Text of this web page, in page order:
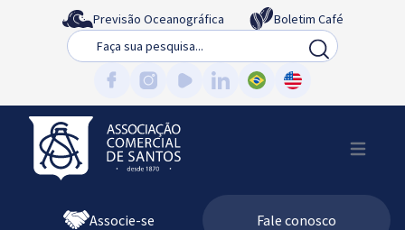
Previsão Oceanográfica
Boletim Café
Busca
Associe-se Fale conosco